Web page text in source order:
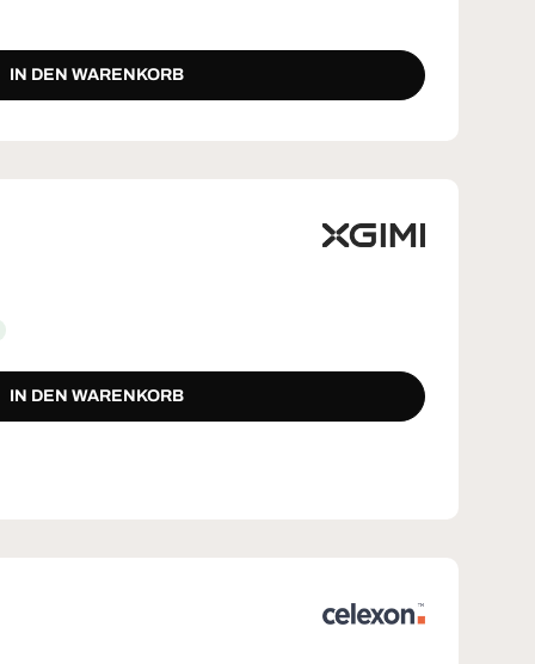
IN DEN WARENKORB
IN DEN WARENKORB